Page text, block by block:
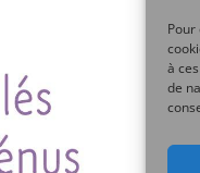
à
de